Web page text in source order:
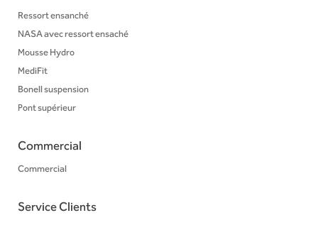
Ressort ensanché
NASA avec ressort ensaché
Mousse Hydro
MediFit
Bonell suspension
Pont supérieur
Commercial
Commercial
Service Clients